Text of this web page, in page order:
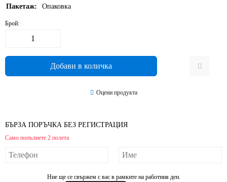
Пакетаж: Опаковка
Брой:
Оцени продукта
БЪРЗА ПОРЪЧКА БЕЗ РЕГИСТРАЦИЯ
Само попълнете 2 полета
Ние ще се свържем с вас в рамките на работния ден.